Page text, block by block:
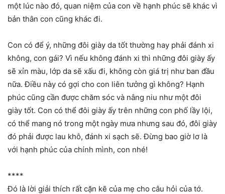
một lúc nào đó, quan niệm của con về hạnh phúc sẽ khác vì
bản thân con cũng khác đi.
Con có để ý, những đôi giày da tốt thường hay phải đánh xi
không, con gái? Vì nếu không đánh xi thì những đôi giày ấy
sẽ xỉn màu, lớp da sẽ xấu đi, không còn giá trị như ban đầu
nữa. Điều này có gợi cho con liên tưởng gì không? Hạnh
phúc cũng cần được chăm sóc và nâng niu như một đôi
giày tốt. Con có thể đôi giày ấy trên những con phố lầy lội,
có thể mang nó trong một ngày mưa nhưng sau đó, đôi giày
đó phải được lau khô, đánh xi sạch sẽ. Đừng bao giờ lơ là
với hạnh phúc của chính mình, con nhé!
****
Đó là lời giải thích rất cặn kẽ của mẹ cho câu hỏi của tớ.